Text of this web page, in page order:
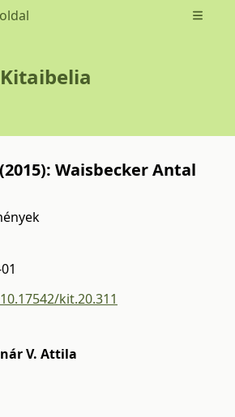
Open
Kitaibelia
Waisbecker Antal
kit.20.311
V. Attila